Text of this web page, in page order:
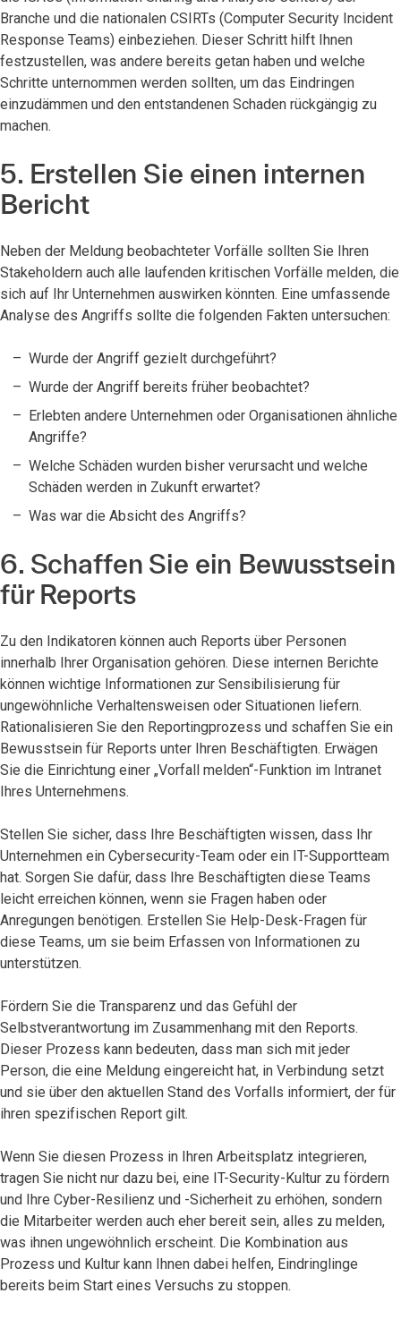
Branche und die nationalen CSIRTs (Computer Security Incident
Response Teams) einbeziehen. Dieser Schritt hilft Ihnen
festzustellen, was andere bereits getan haben und welche
Schritte unternommen werden sollten, um das Eindringen
einzudämmen und den entstandenen Schaden rückgängig zu
machen.
5. Erstellen Sie einen internen
Bericht
Neben der Meldung beobachteter Vorfälle sollten Sie Ihren
Stakeholdern auch alle laufenden kritischen Vorfälle melden, die
sich auf Ihr Unternehmen auswirken könnten. Eine umfassende
Analyse des Angriffs sollte die folgenden Fakten untersuchen:
Wurde der Angriff gezielt durchgeführt?
Wurde der Angriff bereits früher beobachtet?
Erlebten andere Unternehmen oder Organisationen ähnliche
Angriffe?
Welche Schäden wurden bisher verursacht und welche
Schäden werden in Zukunft erwartet?
Was war die Absicht des Angriffs?
6. Schaffen Sie ein Bewusstsein
für Reports
Zu den Indikatoren können auch Reports über Personen
innerhalb Ihrer Organisation gehören. Diese internen Berichte
können wichtige Informationen zur Sensibilisierung für
ungewöhnliche Verhaltensweisen oder Situationen liefern.
Rationalisieren Sie den Reportingprozess und schaffen Sie ein
Bewusstsein für Reports unter Ihren Beschäftigten. Erwägen
Sie die Einrichtung einer „Vorfall melden“-Funktion im Intranet
Ihres Unternehmens.
Stellen Sie sicher, dass Ihre Beschäftigten wissen, dass Ihr
Unternehmen ein Cybersecurity-Team oder ein IT-Supportteam
hat. Sorgen Sie dafür, dass Ihre Beschäftigten diese Teams
leicht erreichen können, wenn sie Fragen haben oder
Anregungen benötigen. Erstellen Sie Help-Desk-Fragen für
diese Teams, um sie beim Erfassen von Informationen zu
unterstützen.
Fördern Sie die Transparenz und das Gefühl der
Selbstverantwortung im Zusammenhang mit den Reports.
Dieser Prozess kann bedeuten, dass man sich mit jeder
Person, die eine Meldung eingereicht hat, in Verbindung setzt
und sie über den aktuellen Stand des Vorfalls informiert, der für
ihren spezifischen Report gilt.
Wenn Sie diesen Prozess in Ihren Arbeitsplatz integrieren,
tragen Sie nicht nur dazu bei, eine IT-Security-Kultur zu fördern
und Ihre Cyber-Resilienz und -Sicherheit zu erhöhen, sondern
die Mitarbeiter werden auch eher bereit sein, alles zu melden,
was ihnen ungewöhnlich erscheint. Die Kombination aus
Prozess und Kultur kann Ihnen dabei helfen, Eindringlinge
bereits beim Start eines Versuchs zu stoppen.